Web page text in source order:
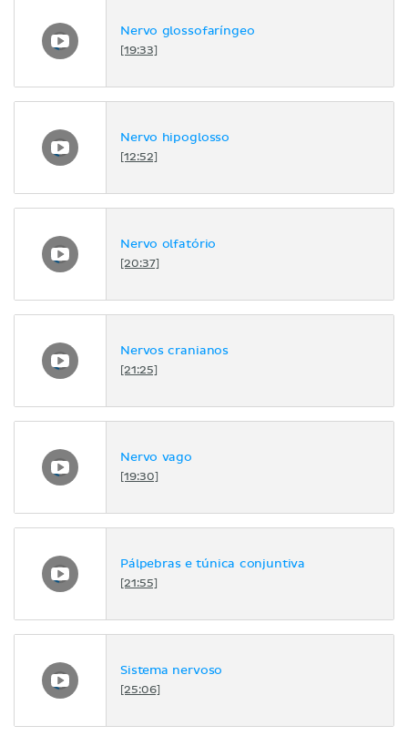
Nervo glossofaríngeo
[19:33]
Nervo hipoglosso
[12:52]
Nervo olfatório
[20:37]
Nervos cranianos
[21:25]
Nervo vago
[19:30]
Pálpebras e túnica conjuntiva
[21:55]
Sistema nervoso
[25:06]